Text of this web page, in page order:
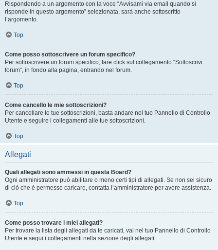
Rispondendo a un argomento con la voce “Avvisami via email quando si
risponde in questo argomento” selezionata, sarà anche sottoscritto
l’argomento.
Top
Come posso sottoscrivere un forum specifico?
Per sottoscrivere un forum specifico, fare click sul collegamento “Sottoscrivi
forum”, in fondo alla pagina, entrando nel forum.
Top
Come cancello le mie sottoscrizioni?
Per cancellare le tue sottoscrizioni, basta andare nel tuo Pannello di Controllo
Utente e seguire i collegamenti alle tue sottoscrizioni.
Top
Allegati
Quali allegati sono ammessi in questa Board?
Ogni amministratore può abilitare o meno certi tipi di allegati. Se non sei sicuro
di ciò che è permesso caricare, contatta l’amministratore per avere assistenza.
Top
Come posso trovare i miei allegati?
Per trovare la lista degli allegati da te caricati, vai nel tuo Pannello di Controllo
Utente e segui i collegamenti nella sezione degli allegati.